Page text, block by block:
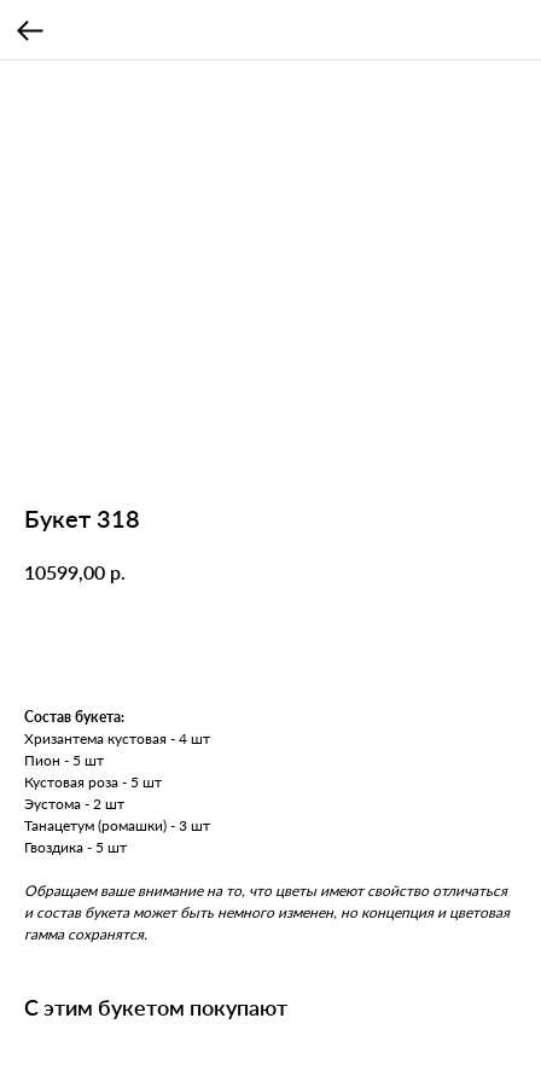
Букет 318
10599,00 р.
Состав букета:
Хризантема кустовая - 4 шт
Пион - 5 шт
Кустовая роза - 5 шт
Эустома - 2 шт
Танацетум (ромашки) - 3 шт
Гвоздика - 5 шт
Обращаем ваше внимание на то, что цветы имеют свойство отличаться
и состав букета может быть немного изменен, но концепция и цветовая
гамма сохранятся.
С этим букетом покупают